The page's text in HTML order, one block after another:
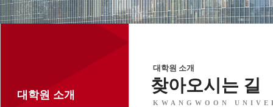
대학원 소개
대학원 소개
찾아오시는 길
KWANGWOON